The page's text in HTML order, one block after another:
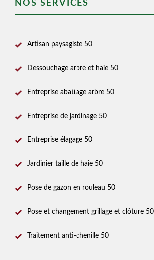
NOS SERVICES
Artisan paysagiste 50
Dessouchage arbre et haie 50
Entreprise abattage arbre 50
Entreprise de jardinage 50
Entreprise élagage 50
Jardinier taille de haie 50
Pose de gazon en rouleau 50
Pose et changement grillage et clôture 50
Traitement anti-chenille 50